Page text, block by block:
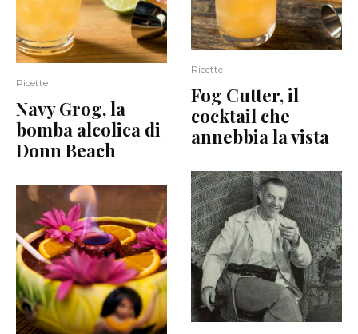
Ricette
Navy Grog, la
bomba alcolica di
Donn Beach
Ricette
Fog Cutter, il
cocktail che
annebbia la vista